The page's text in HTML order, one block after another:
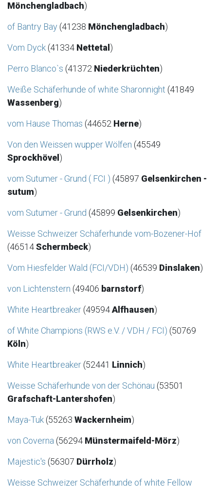
Mönchengladbach)
of Bantry Bay (41238 Mönchengladbach)
Vom Dyck (41334 Nettetal )
Perro Blanco`s (41372 Niederkrüchten)
Weiße Schäferhunde of white Sharonnight (41849
Wassenberg)
vom Hause Thomas (44652 Herne)
Von den Weissen wupper Wölfen (45549
Sprockhövel )
vom Sutumer - Grund ( FCI ) (45897 Gelsenkirchen -
sutum)
vom Sutumer - Grund (45899 Gelsenkirchen)
Weisse Schweizer Schäferhunde vom-Bozener-Hof
(46514Schermbeck)
Vom Hiesfelder Wald (FCI/VDH) (46539 Dinslaken)
von Lichtenstern (49406 barnstorf)
White Heartbreaker (49594Alfhausen)
of White Champions (RWS e.V. / VDH / FCI) (50769
Köln)
White Heartbreaker (52441 Linnich)
Weisse Schäferhunde von der Schönau (53501
Grafschaft-Lantershofen)
Maya-Tuk (55263 Wackernheim)
von Coverna (56294 Münstermaifeld-Mörz)
Majestic's (56307 Dürrholz)
Weisse Schweizer Schäferhunde of white Fellow